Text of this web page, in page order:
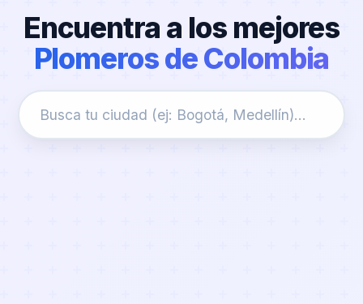
Encuentra a los mejores
Plomeros de Colombia